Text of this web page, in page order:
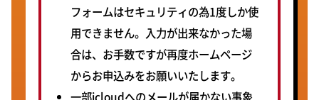
フォームはセキュリティの為1度しか使
用できません。入力が出来なかった場
合は、お手数ですが再度ホームページ
からお申込みをお願いいたします。